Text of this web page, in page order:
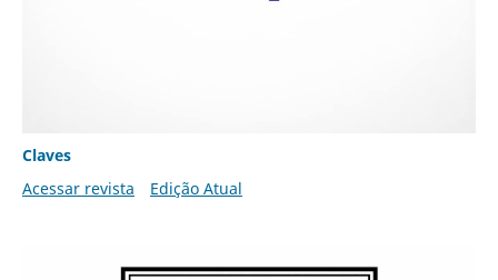
Claves
Acessar revista
Edição Atual